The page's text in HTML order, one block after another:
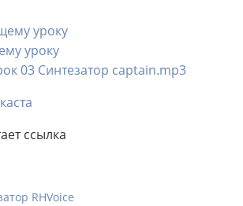
уроку
уроку
03 Синтезатор captain.mp3
ссылка
RHVoice